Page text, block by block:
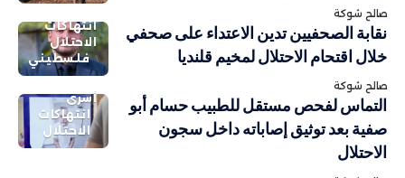
صالح شوكة
انتهاكات
الاحتلال
فلسطيني
نقابة الصحفيين تدين الاعتداء على صحفي
خلال اقتحام الاحتلال لمخيم قلنديا
صالح شوكة
أسرى
انتهاكات
الاحتلال
التماس لفحص مستقل للطبيب حسام أبو
صفية بعد توثيق إصاباته داخل سجون
الاحتلال